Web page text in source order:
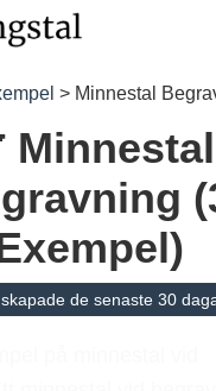
> Minnestal
Minnestal
de senaste 30